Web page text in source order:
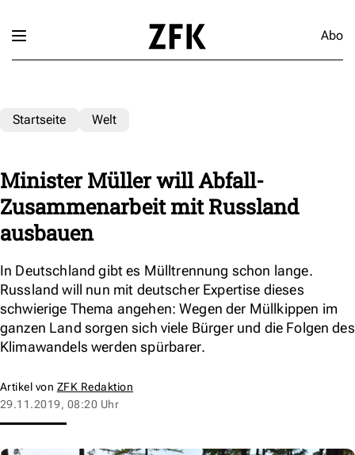
Abo
Startseite Welt
Minister Müller will Abfall-
Zusammenarbeit mit Russland
ausbauen
In Deutschland gibt es Mülltrennung schon lange.
Russland will nun mit deutscher Expertise dieses
schwierige Thema angehen: Wegen der Müllkippen im
ganzen Land sorgen sich viele Bürger und die Folgen des
Klimawandels werden spürbarer.
Artikel von ZFK Redaktion
29.11.2019, 08:20 Uhr